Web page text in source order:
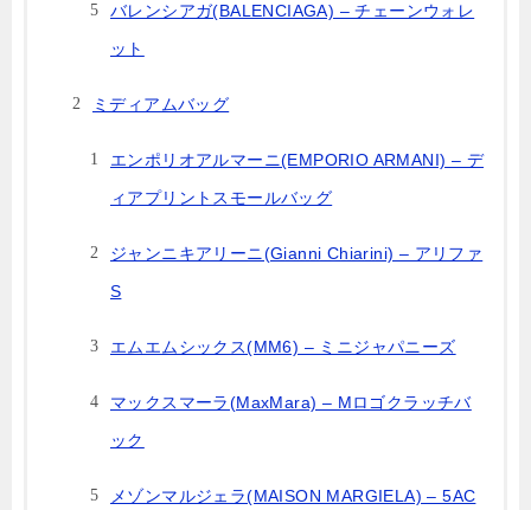
バレンシアガ(BALENCIAGA) – チェーンウォレ
ット
ミディアムバッグ
エンポリオアルマーニ(EMPORIO ARMANI) – デ
ィアプリントスモールバッグ
ジャンニキアリーニ(Gianni Chiarini) – アリファ
S
エムエムシックス(MM6) – ミニジャパニーズ
マックスマーラ(MaxMara) – Mロゴクラッチバ
ック
メゾンマルジェラ(MAISON MARGIELA) – 5AC